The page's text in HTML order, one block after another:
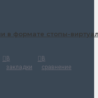
в формате стопы-
В
закладки
В
сравнение